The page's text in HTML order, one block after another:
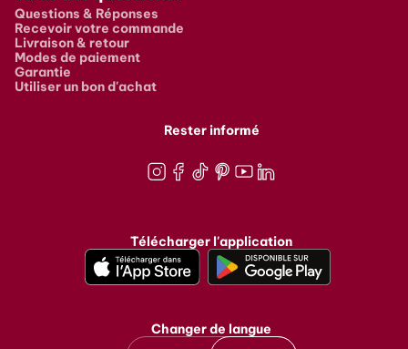
Questions & Réponses
Recevoir votre commande
Livraison & retour
Modes de paiement
Garantie
Utiliser un bon d'achat
Rester informé
Télécharger l'application
Changer de langue